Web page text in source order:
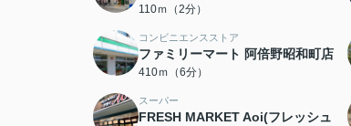
110ｍ（2分）
コンビニエンスストア
ファミリーマート 阿倍野昭和町店
410ｍ（6分）
スーパー
FRESH MARKET Aoi(フレッシュ